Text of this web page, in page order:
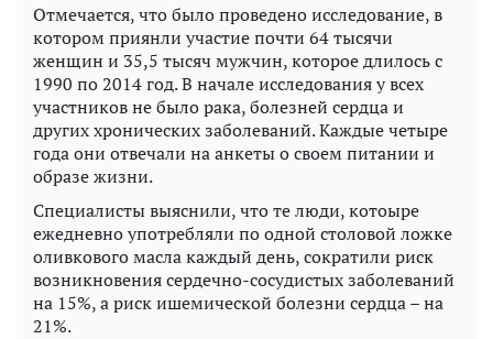
Отмечается, что было проведено исследование, в
котором приянли участие почти 64 тысячи
женщин и 35,5 тысяч мужчин, которое длилось с
1990 по 2014 год. В начале исследования у всех
участников не было рака, болезней сердца и
других хронических заболеваний. Каждые четыре
года они отвечали на анкеты о своем питании и
образе жизни.
Специалисты выяснили, что те люди, котоыре
ежедневно употребляли по одной столовой ложке
оливкового масла каждый день, сократили риск
возникновения сердечно-сосудистых заболеваний
на 15%, а риск ишемической болезни сердца – на
21%.